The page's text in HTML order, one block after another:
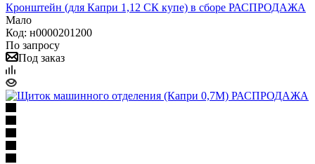
Кронштейн (для Капри 1,12 СК купе) в сборе РАСПРОДАЖА
Мало
Код: н0000201200
По запросу
Под заказ